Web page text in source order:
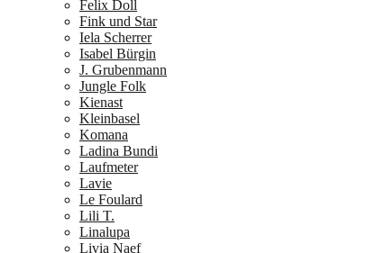
Felix Doll
Fink und Star
Iela Scherrer
Isabel Bürgin
J. Grubenmann
Jungle Folk
Kienast
Kleinbasel
Komana
Ladina Bundi
Laufmeter
Lavie
Le Foulard
Lili T.
Linalupa
Livia Naef